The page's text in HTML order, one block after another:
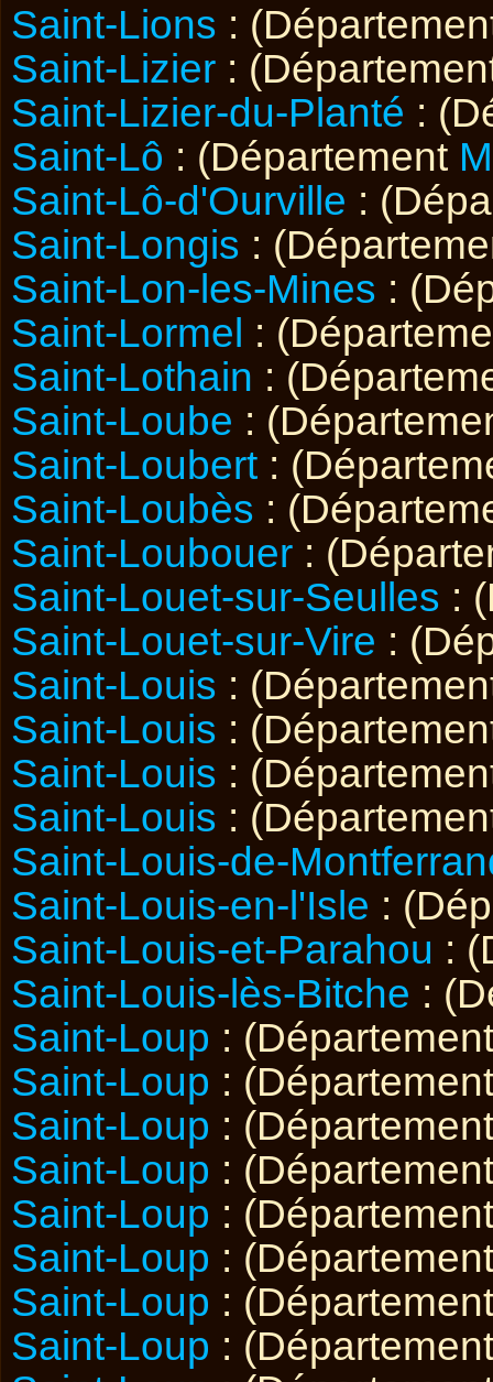
Saint-Lions :
Saint-Lizier :
Saint-Lizier-du-Planté :
Saint-Lô : (Département
Saint-Lô-d'Ourville :
Saint-Longis :
Saint-Lon-les-Mines :
Saint-Lormel :
Saint-Lothain :
Saint-Loube :
Saint-Loubert :
Saint-Loubès :
Saint-Loubouer :
Saint-Louet-sur-Seulles :
Saint-Louet-sur-Vire :
Saint-Louis :
Saint-Louis :
Saint-Louis :
Saint-Louis :
Saint-Louis-de-
Saint-Louis-en-l'Isle :
Saint-Louis-et-Parahou :
Saint-Louis-lès-Bitche :
Saint-Loup :
Saint-Loup :
Saint-Loup :
Saint-Loup :
Saint-Loup :
Saint-Loup :
Saint-Loup :
Saint-Loup :